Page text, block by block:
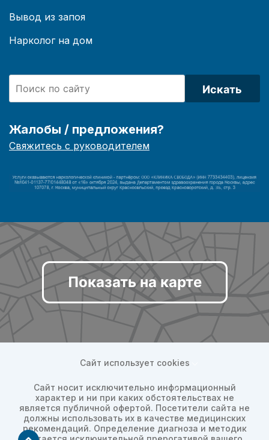
Вывод из запоя
Нарколог на дом
Искать
Жалобы / предложения?
Свяжитесь с руководителем
Показать на карте
Сайт использует cookies
Сайт носит исключительно информационный
характер и ни при каких обстоятельствах не
является публичной офертой. Посетители сайта не
должны использовать их в качестве медицинских
рекомендаций. Определение диагноза и методик